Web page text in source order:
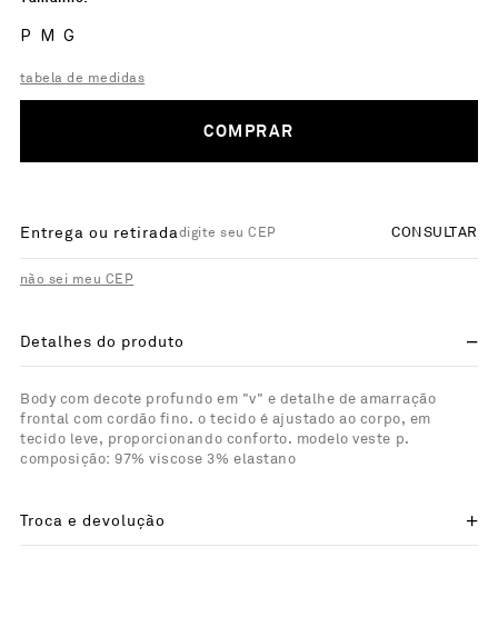
P M G
tabela de medidas
COMPRAR
Entrega ou retirada CONSULTAR
não sei meu CEP
Detalhes do produto
Body com decote profundo em "v" e detalhe de amarração
frontal com cordão fino. o tecido é ajustado ao corpo, em
tecido leve, proporcionando conforto. modelo veste p.
composição: 97% viscose 3% elastano
Troca e devolução